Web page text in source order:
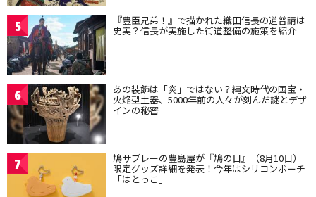
5 『豊臣兄弟！』で描かれた織田信長の道普請は
史実？信長が実施した街道整備の施策を紹介
6 あの装飾は「炎」ではない？縄文時代の国宝・
火焔型土器、5000年前の人々が刻んだ謎とデザ
インの秘密
7 鳩サブレーの豊島屋が『鳩の日』（8月10日）
限定グッズ詳細を発表！今年はシリコンポーチ
「はとっこ」